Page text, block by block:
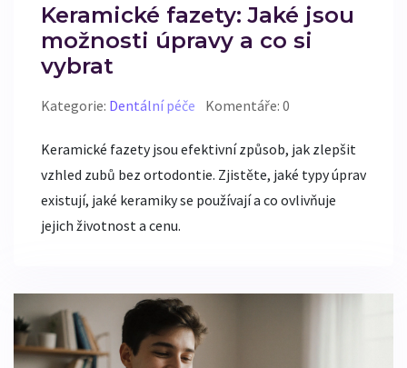
Keramické fazety: Jaké jsou
možnosti úpravy a co si
vybrat
Kategorie: Dentální péče Komentáře: 0
Keramické fazety jsou efektivní způsob, jak zlepšit
vzhled zubů bez ortodontie. Zjistěte, jaké typy úprav
existují, jaké keramiky se používají a co ovlivňuje
jejich životnost a cenu.